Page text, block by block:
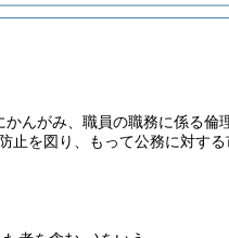
んがみ、職員の職務に係る倫
止を図り、もって公務に対す